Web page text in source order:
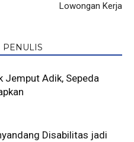
Lowongan Kerja
PENULIS
Jemput Adik, Sepeda
Disabilitas jadi